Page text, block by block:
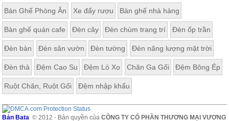
Bàn Ghế Phòng Ăn Xe đẩy rượu Bàn ghế nhà hàng
Bàn ghế quán cafe Đèn cây Đèn chùm trang trí Đèn ốp trần
Đèn bàn Đèn sân vườn Đèn tường Đèn năng lượng mặt trời
Đèn thả Đệm Cao Su Đệm Lò Xo Chăn Ga Gối Đệm Bông Ép
Ruột Chăn, Ruột Gối Đệm nhập khẩu
Bản Bata © 2012 - Bản quyền củaCÔNG TY CỔ PHẦN THƯƠNG MẠI VƯƠNG